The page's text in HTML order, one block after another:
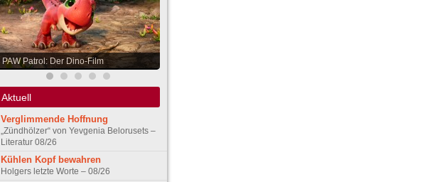
PAW Patrol: Der Dino-Film
Aktuell
Verglimmende Hoffnung
„Zündhölzer“ von Yevgenia Belorusets –
Literatur 08/26
Kühlen Kopf bewahren
Holgers letzte Worte – 08/26